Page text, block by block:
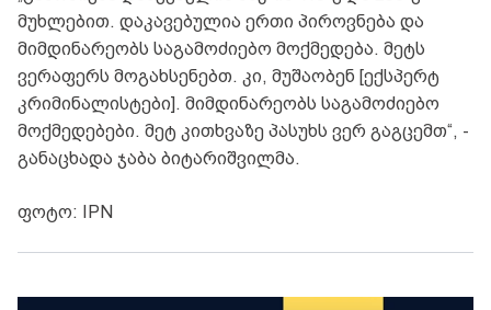
მუხლებით. დაკავებულია ერთი პიროვნება და
მიმდინარეობს საგამოძიებო მოქმედება. მეტს
ვერაფერს მოგახსენებთ. კი, მუშაობენ [ექსპერტ
კრიმინალისტები]. მიმდინარეობს საგამოძიებო
მოქმედებები. მეტ კითხვაზე პასუხს ვერ გაგცემთ“, -
განაცხადა ჯაბა ბიტარიშვილმა.
ფოტო: IPN